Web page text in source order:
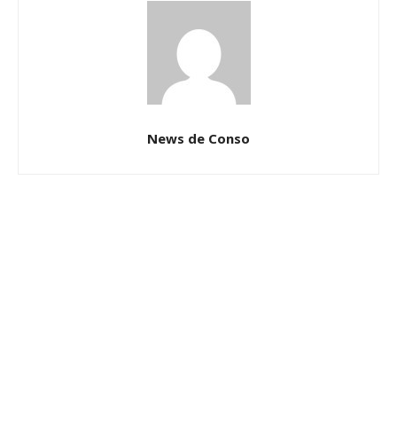
News de Conso